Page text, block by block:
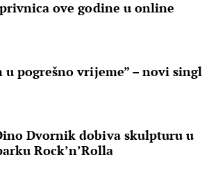
ove godine u online
u pogrešno vrijeme” – novi singl
Dvornik dobiva skulpturu u
Rock’n’Rolla